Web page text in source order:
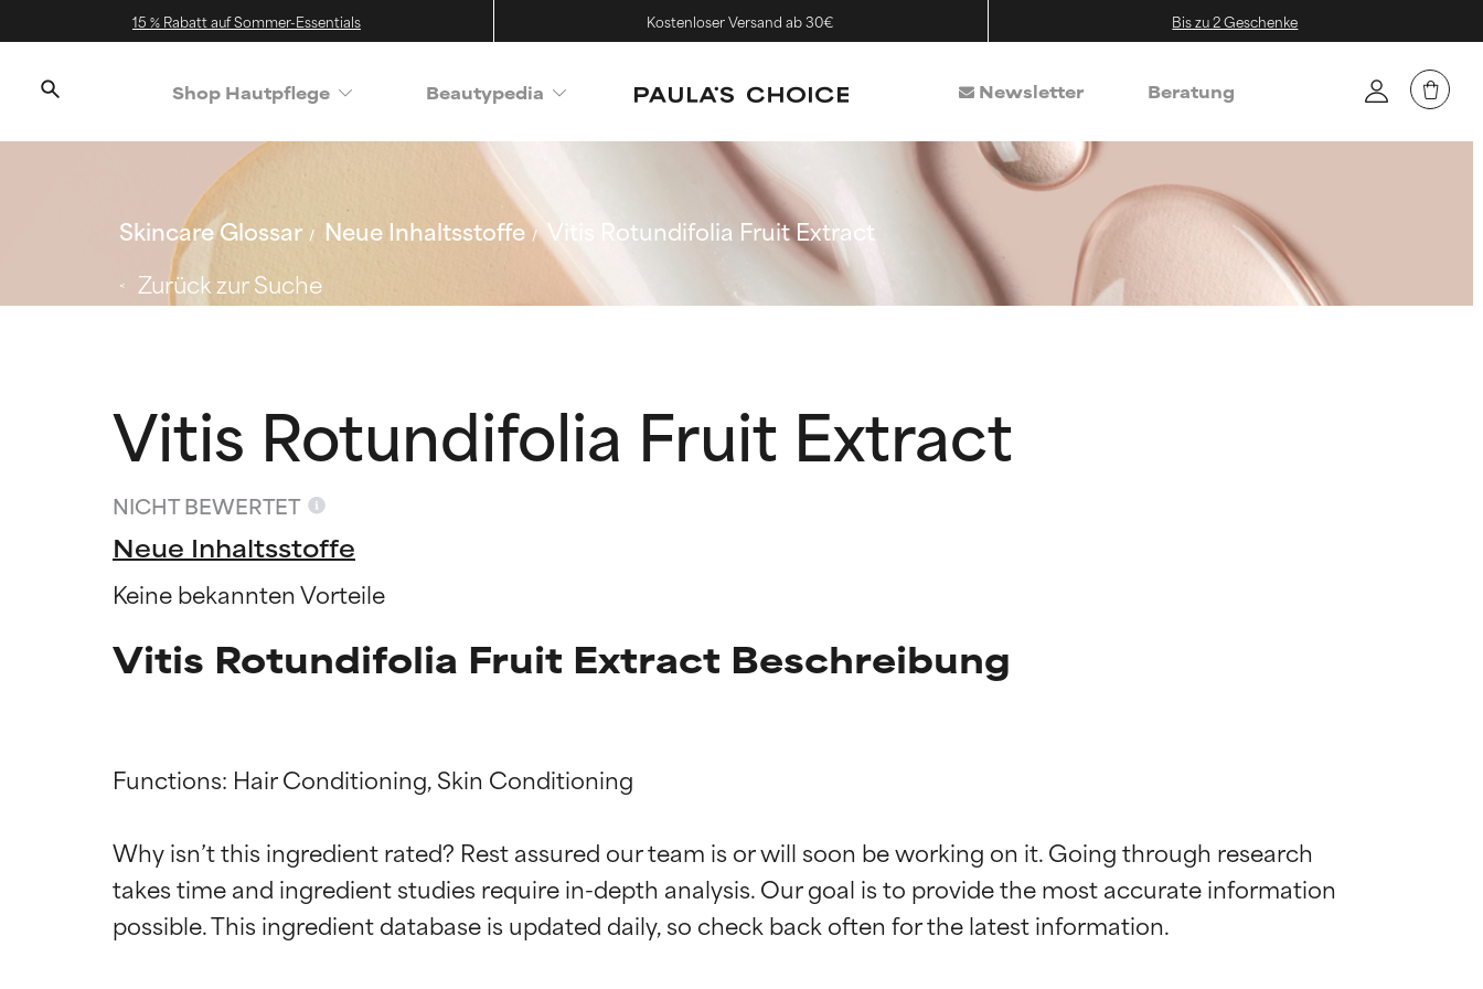
15 % Rabatt auf Sommer-Essentials Kostenloser Versand ab 30€ Bis zu 2 Geschenke
Shop Hautpflege Beautypedia Newsletter Beratung
Skincare Glossar Neue Inhaltsstoffe
Vitis Rotundifolia Fruit Extract
Zurück zur Suche
Vitis Rotundifolia Fruit Extract
NICHT BEWERTET
Neue Inhaltsstoffe
Keine bekannten Vorteile
Vitis Rotundifolia Fruit Extract Beschreibung
Functions: Hair Conditioning, Skin Conditioning
Why isn’t this ingredient rated? Rest assured our team is or will soon be working on it. Going through research
takes time and ingredient studies require in-depth analysis. Our goal is to provide the most accurate information
Bewertung der Inhaltsstoffe
Bewertung der Inhaltsstoffe